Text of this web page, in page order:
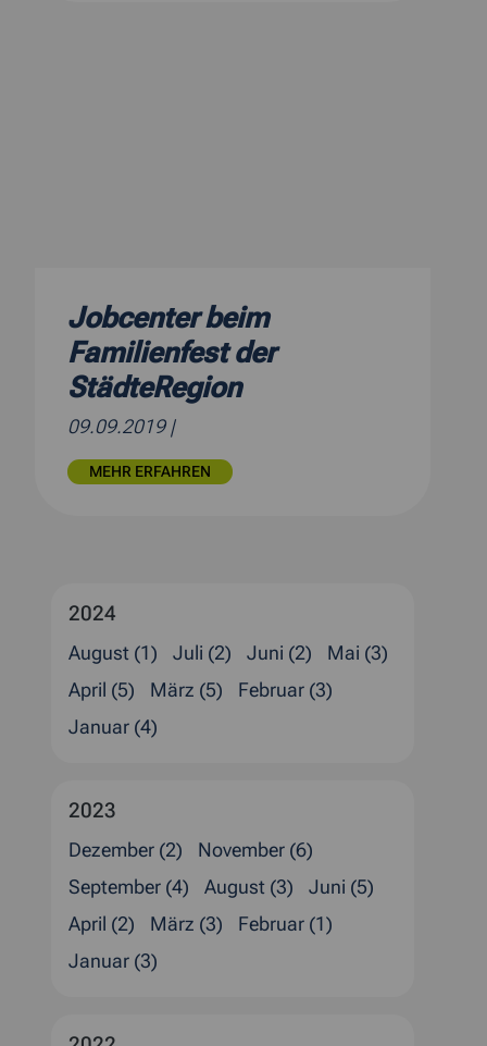
Jobcenter beim
Familienfest der
StädteRegion
09.09.2019 |
MEHR ERFAHREN
2024
August (1) Juli (2) Juni (2)
Mai (3)
April (5)
März (5)
Februar (3)
Januar (4)
2023
Dezember (2)
November (6)
September (4)
August (3)
Juni (5)
April (2)
März (3)
Februar (1)
Januar (3)